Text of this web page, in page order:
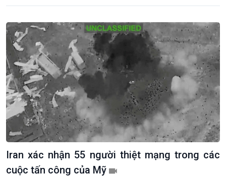
Khởi nghiệp
Tuyên chiến với gian lận
thương mại
Tâm tình biên giới và hải
đảo
Tìm hiểu biển, đảo Việt
Iran xác nhận 55 người thiệt mạng trong các
cuộc tấn công của Mỹ